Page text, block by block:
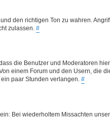
den richtigen Ton zu wahren.
zulassen. #
die Benutzer und Moderatoren
einem Forum und den Usern, die
paar Stunden verlangen. #
Bei wiederholtem Missachten